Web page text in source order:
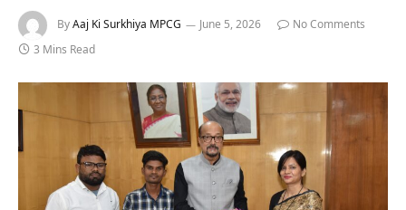
ByAaj Ki Surkhiya MPCG June 5, 2026
No Comments
3 Mins Read